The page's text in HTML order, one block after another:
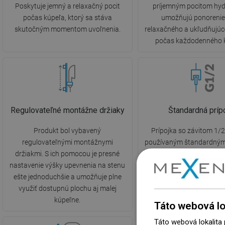
Poskytuje jemný a relaxačný pocit
počas kúpeľa, ktorý sa stáva
skutočným momentom uvoľnenia.
príjemným pocitom
umožňujú
relaxačného a
počas každodenného
Regulovateľné montážne držiaky
Produkt bol vybavený
regulovateľnými montážnymi
držiakmi. S ich pomocou je presné
nastavenie výšky upevnenia na stenu
ešte jednoduchšie a umožňuje plne
využiť dostupnú plochu aj malej
kúpeľne.
Štandardná
Prípojka so závitom 1/
používaným
tomu je pripojenie a
prvkov sprchy oveľa
intuitívnejšie.
Táto webová
Táto webová lokalita